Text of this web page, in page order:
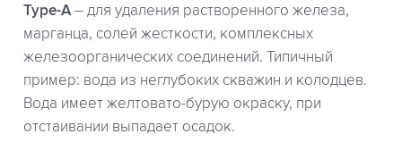
Type-A– для удаления растворенного железа,
марганца, солей жесткости, комплексных
железоорганических соединений. Типичный
пример: вода из неглубоких скважин и колодцев.
Вода имеет желтовато-бурую окраску, при
отстаивании выпадает осадок.